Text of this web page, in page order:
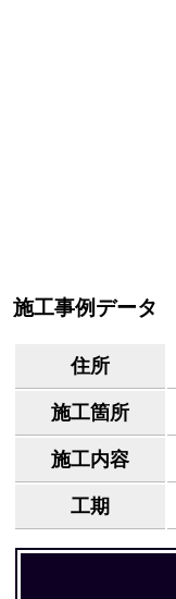
施工事例データ
住所
施工箇所
施工内容
工期